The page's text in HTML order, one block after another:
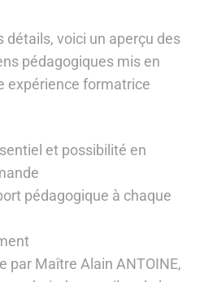
détails, voici un aperçu des
pédagogiques mis en
expérience formatrice
et possibilité en
pédagogique à chaque
par Maître Alain ANTOINE,